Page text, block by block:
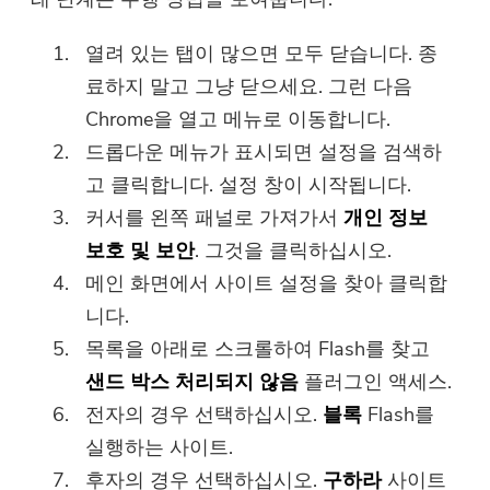
열려 있는 탭이 많으면 모두 닫습니다. 종
료하지 말고 그냥 닫으세요. 그런 다음
Chrome을 열고 메뉴로 이동합니다.
드롭다운 메뉴가 표시되면 설정을 검색하
고 클릭합니다. 설정 창이 시작됩니다.
커서를 왼쪽 패널로 가져가서개인 정보
보호 및 보안. 그것을 클릭하십시오.
메인 화면에서 사이트 설정을 찾아 클릭합
니다.
목록을 아래로 스크롤하여 Flash를 찾고
샌드 박스 처리되지 않음 플러그인 액세스.
전자의 경우 선택하십시오. 블록 Flash를
실행하는 사이트.
후자의 경우 선택하십시오. 구하라사이트